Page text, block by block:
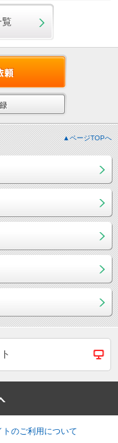
覧
▲ページTOPへ
トのご利用について